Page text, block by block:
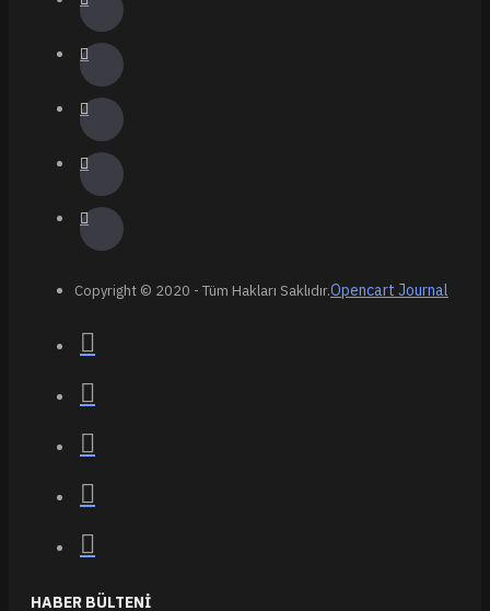
Copyright © 2020 - Tüm Hakları Saklıdır.Opencart Journal
HABER BÜLTENI